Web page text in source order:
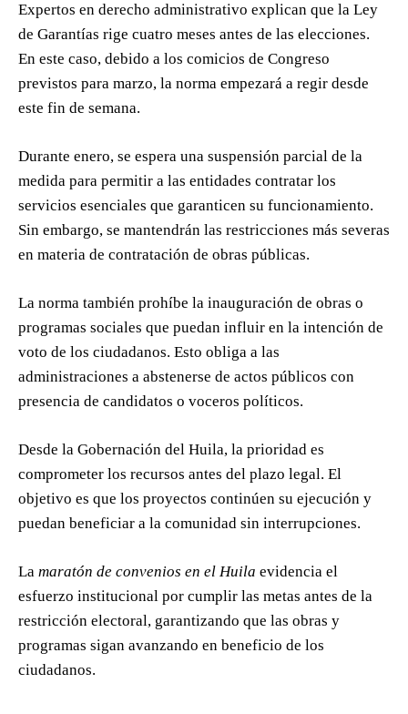
Expertos en derecho administrativo explican que la Ley
de Garantías rige cuatro meses antes de las elecciones.
En este caso, debido a los comicios de Congreso
previstos para marzo, la norma empezará a regir desde
este fin de semana.
Durante enero, se espera una suspensión parcial de la
medida para permitir a las entidades contratar los
servicios esenciales que garanticen su funcionamiento.
Sin embargo, se mantendrán las restricciones más severas
en materia de contratación de obras públicas.
La norma también prohíbe la inauguración de obras o
programas sociales que puedan influir en la intención de
voto de los ciudadanos. Esto obliga a las
administraciones a abstenerse de actos públicos con
presencia de candidatos o voceros políticos.
Desde la Gobernación del Huila, la prioridad es
comprometer los recursos antes del plazo legal. El
objetivo es que los proyectos continúen su ejecución y
puedan beneficiar a la comunidad sin interrupciones.
La maratón de convenios en el Huila evidencia el
esfuerzo institucional por cumplir las metas antes de la
restricción electoral, garantizando que las obras y
programas sigan avanzando en beneficio de los
ciudadanos.